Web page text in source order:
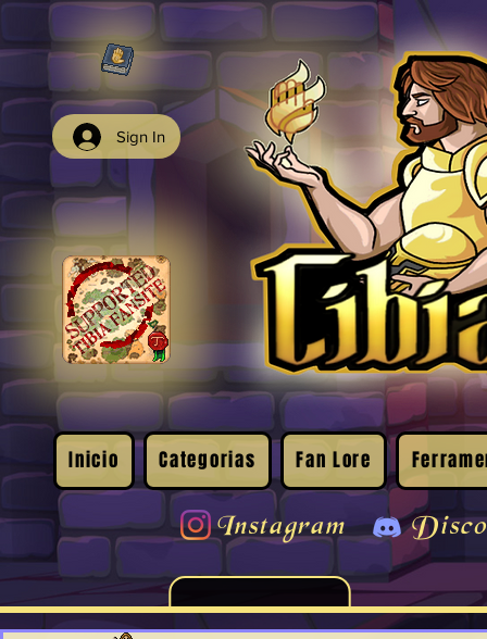
Sign In
Inicio Categorias Fan Lore
Instagram